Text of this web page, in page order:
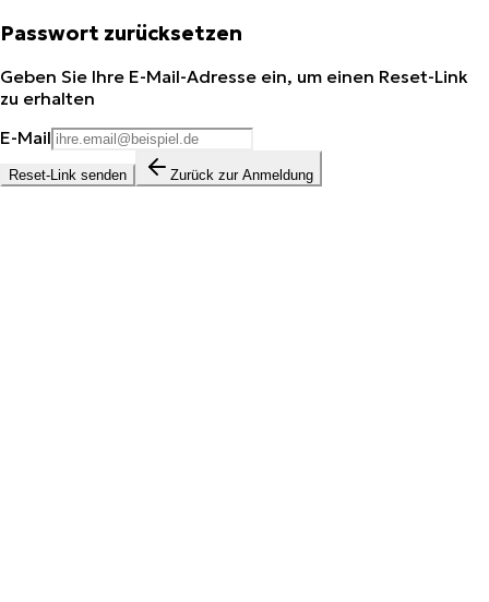
Passwort zurücksetzen
Geben Sie Ihre E-Mail-Adresse ein, um einen Reset-Link
zu erhalten
E-Mail
Reset-Link senden Zurück zur Anmeldung